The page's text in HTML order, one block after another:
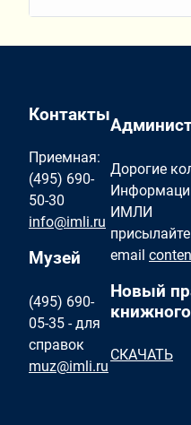
Контакты
Приемная:
(495) 690-
50-30
info@imli.ru
Музей
(495) 690-
05-35 - для
справок
muz@imli.ru
Дорогие
ИМЛИ
email
Новый
СКАЧАТЬ